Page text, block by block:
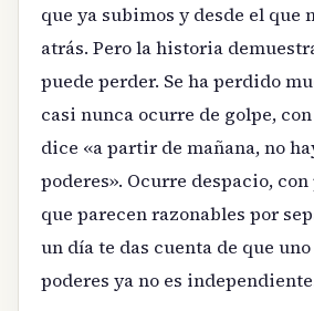
que ya subimos y desde el que
atrás. Pero la historia
puede perder. Se ha perdido
casi nunca ocurre de golpe,
dice «a partir de mañana, no
poderes». Ocurre despacio, con
que parecen razonables por
un día te das cuenta de que
poderes ya no es